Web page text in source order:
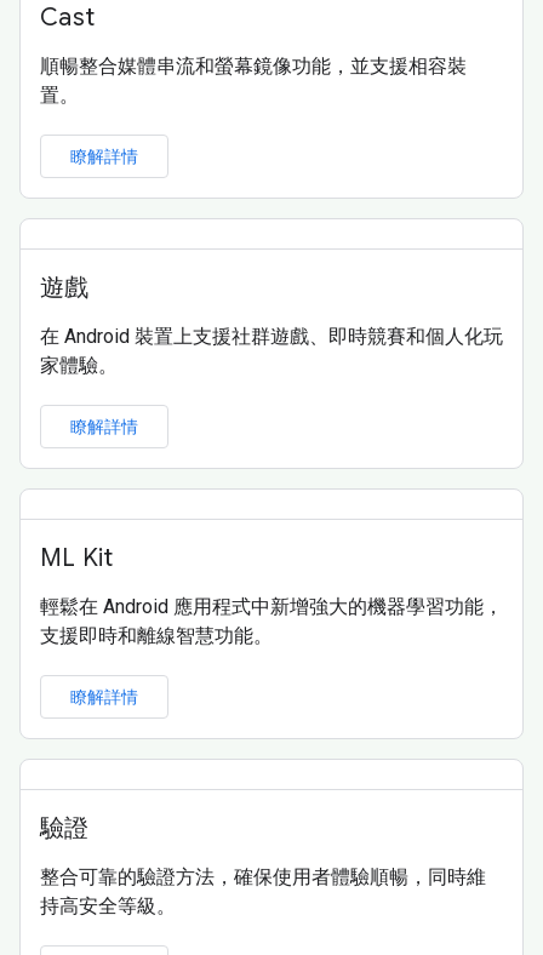
Cast
順暢整合媒體串流和螢幕鏡像功能，並支援相容裝
置。
瞭解詳情
遊戲
在 Android 裝置上支援社群遊戲、即時競賽和個人化玩
家體驗。
瞭解詳情
ML Kit
輕鬆在 Android 應用程式中新增強大的機器學習功能，
支援即時和離線智慧功能。
瞭解詳情
驗證
整合可靠的驗證方法，確保使用者體驗順暢，同時維
持高安全等級。